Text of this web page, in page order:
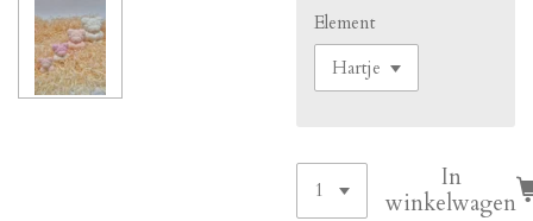
Element
In
winkelwagen